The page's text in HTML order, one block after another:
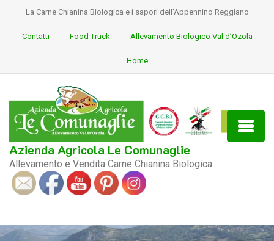
La Carne Chianina Biologica e i sapori dell'Appennino Reggiano
Contatti Food Truck Allevamento Biologico Val d’Ozola
Home
Azienda Agricola Le Comunaglie
Allevamento e Vendita Carne Chianina Biologica
Social